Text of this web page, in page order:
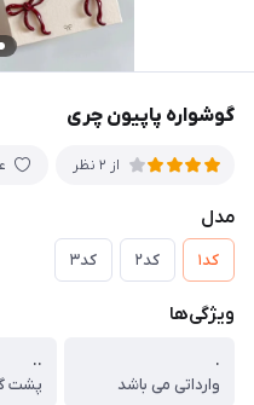
گوشواره پاپیون چری
از 2 نظر
مدل
کد۱ کد۲ کد۳
ویژگی‌ها
.
وارداتی می باشد
..